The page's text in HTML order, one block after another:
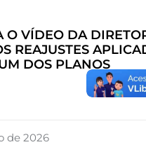
O VÍDEO DA
REAJUSTES
DOS PLANOS
de 2026